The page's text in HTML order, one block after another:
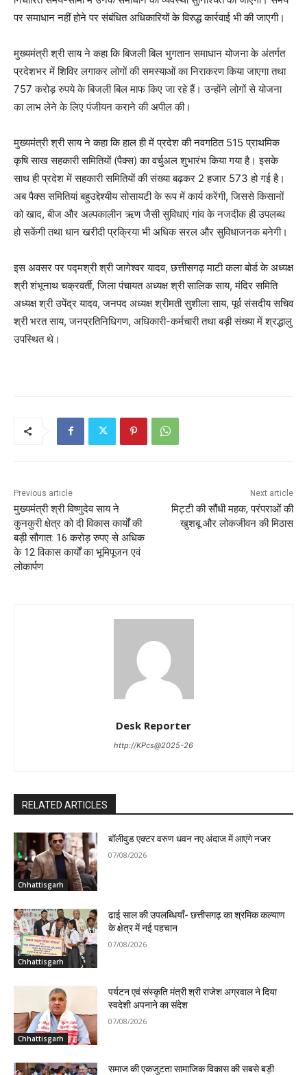
पर समाधान नहीं होने पर संबंधित अधिकारियों के विरुद्ध कार्रवाई भी की जाएगी।
मुख्यमंत्री श्री साय ने कहा कि बिजली बिल भुगतान समाधान योजना के अंतर्गत
प्रदेशभर में शिविर लगाकर लोगों की समस्याओं का निराकरण किया जाएगा तथा
757 करोड़ रुपये के बिजली बिल माफ किए जा रहे हैं। उन्होंने लोगों से योजना
का लाभ लेने के लिए पंजीयन कराने की अपील की।
मुख्यमंत्री श्री साय ने कहा कि हाल ही में प्रदेश की नवगठित 515 प्राथमिक
कृषि साख सहकारी समितियों (पैक्स) का वर्चुअल शुभारंभ किया गया है। इसके
साथ ही प्रदेश में सहकारी समितियों की संख्या बढ़कर 2 हजार 573 हो गई है।
अब पैक्स समितियां बहुउद्देश्यीय सोसायटी के रूप में कार्य करेंगी, जिससे किसानों
को खाद, बीज और अल्पकालीन ऋण जैसी सुविधाएं गांव के नजदीक ही उपलब्ध
हो सकेंगी तथा धान खरीदी प्रक्रिया भी अधिक सरल और सुविधाजनक बनेगी।
इस अवसर पर पद्मश्री श्री जागेश्वर यादव, छत्तीसगढ़ माटी कला बोर्ड के अध्यक्ष
श्री शंभूनाथ चक्रवर्ती, जिला पंचायत अध्यक्ष श्री सालिक साय, मंदिर समिति
अध्यक्ष श्री उपेंद्र यादव, जनपद अध्यक्ष श्रीमती सुशीला साय, पूर्व संसदीय सचिव
श्री भरत साय, जनप्रतिनिधिगण, अधिकारी-कर्मचारी तथा बड़ी संख्या में श्रद्धालु
उपस्थित थे।
Previous article
मुख्यमंत्री श्री विष्णुदेव साय ने
कुनकुरी क्षेत्र को दी विकास कार्यों की
बड़ी सौगात: 16 करोड़ रुपए से अधिक
के 12 विकास कार्यों का भूमिपूजन एवं
लोकार्पण
Next article
मिट्टी की सौंधी महक, परंपराओं की
खुशबू और लोकजीवन की मिठास
Desk Reporter
http://KPcs@2025-26
RELATED ARTICLES
Chhattisgarh
बॉलीवुड एक्टर वरुण धवन नए अंदाज में आएंगे नजर
07/08/2026
Chhattisgarh
ढाई साल की उपलब्धियाँ- छत्तीसगढ़ का श्रमिक कल्याण
के क्षेत्र में नई पहचान
07/08/2026
Chhattisgarh
पर्यटन एवं संस्कृति मंत्री श्री राजेश अग्रवाल ने दिया
स्वदेशी अपनाने का संदेश
07/08/2026
समाज की एकजुटता सामाजिक विकास की सबसे बड़ी